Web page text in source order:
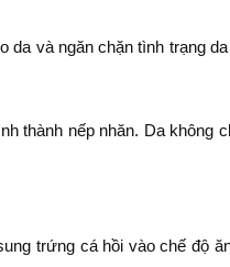
và ngăn chặn tình trạng
thành nếp nhăn. Da
trứng cá hồi vào chế độ